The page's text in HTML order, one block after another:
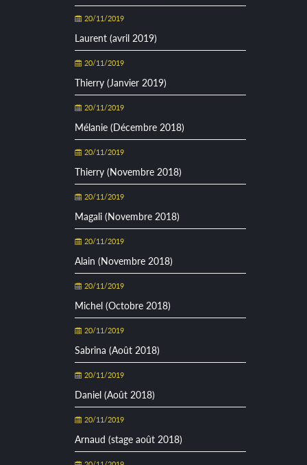
20/11/2019
Laurent (avril 2019)
20/11/2019
Thierry (Janvier 2019)
20/11/2019
Mélanie (Décembre 2018)
20/11/2019
Thierry (Novembre 2018)
20/11/2019
Magali (Novembre 2018)
20/11/2019
Alain (Novembre 2018)
20/11/2019
Michel (Octobre 2018)
20/11/2019
Sabrina (Août 2018)
20/11/2019
Daniel (Août 2018)
20/11/2019
Arnaud (stage août 2018)